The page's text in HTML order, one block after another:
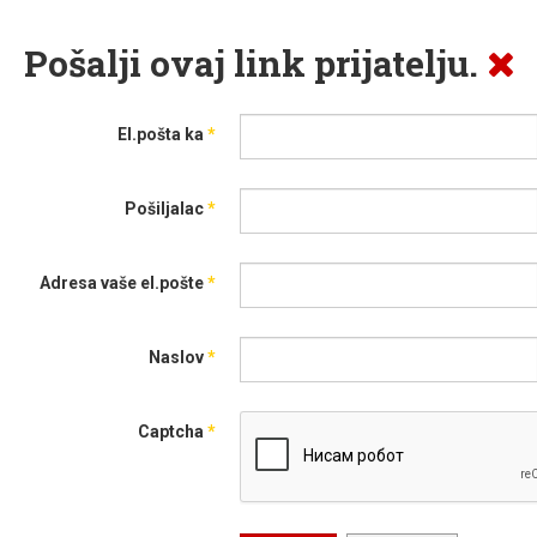
Pošalji ovaj link prijatelju.
El.pošta ka *
Pošiljalac*
Adresa vaše el.pošte*
Naslov*
Captcha *